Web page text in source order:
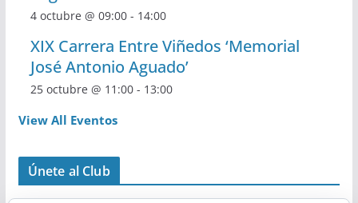
4 octubre @ 09:00- 14:00
XIX Carrera Entre Viñedos ‘Memorial
José Antonio Aguado’
25 octubre @ 11:00- 13:00
View All Eventos
Únete al Club